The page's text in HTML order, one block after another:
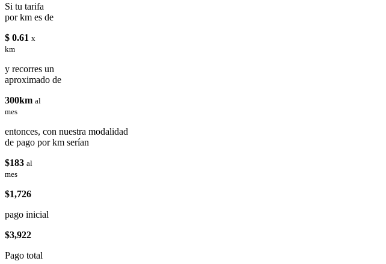
Si tu tarifa
por km es de
$ 0.61 x
km
y recorres un
aproximado de
300km al
mes
entonces, con nuestra modalidad
de pago por km serían
$183 al
mes
$1,726
pago inicial
$3,922
Pago total